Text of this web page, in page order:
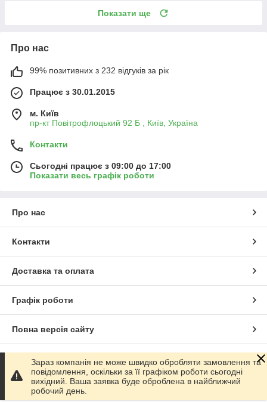
Показати ще
Про нас
99% позитивних з 232 відгуків за рік
Працює з 30.01.2015
м. Київ
пр-кт Повітрофлоцький 92 Б , Київ, Україна
Контакти
Сьогодні працює з 09:00 до 17:00
Показати весь графік роботи
Про нас
Контакти
Доставка та оплата
Графік роботи
Повна версія сайту
Сайт створено на маркетплейсі Prom.ua
Політика конфіденційності
Зараз компанія не може швидко обробляти замовлення та
повідомлення, оскільки за її графіком роботи сьогодні
вихідний. Ваша заявка буде оброблена в найближчий
робочий день.